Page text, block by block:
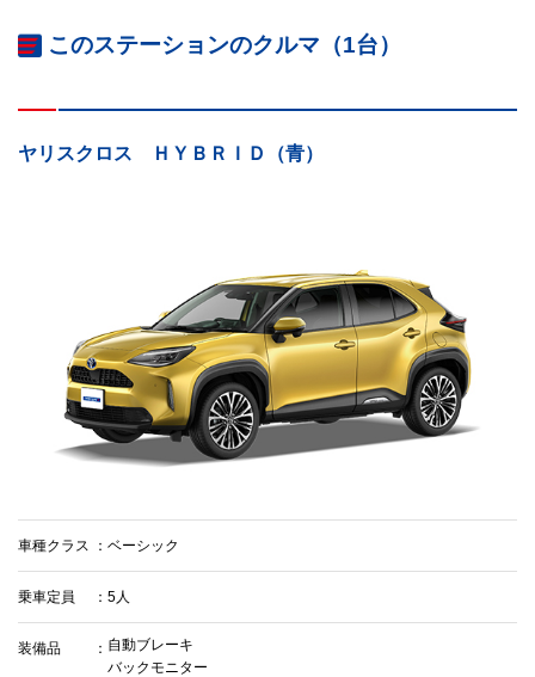
このステーションのクルマ（1台）
ヤリスクロス ＨＹＢＲＩＤ（青）
車種クラス ベーシック
乗車定員 5人
装備品
自動ブレーキ
バックモニター